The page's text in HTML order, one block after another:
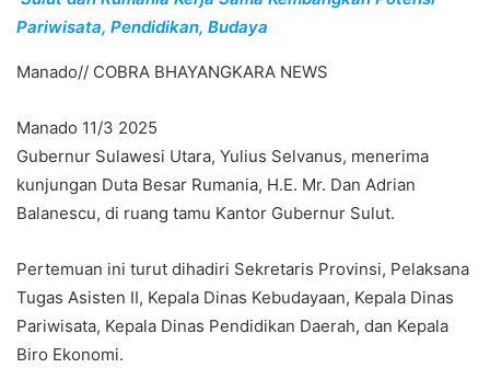
Pariwisata, Pendidikan, Budaya
Manado// COBRA BHAYANGKARA NEWS
Manado 11/3 2025
Gubernur Sulawesi Utara, Yulius Selvanus, menerima
kunjungan Duta Besar Rumania, H.E. Mr. Dan Adrian
Balanescu, di ruang tamu Kantor Gubernur Sulut.
Pertemuan ini turut dihadiri Sekretaris Provinsi, Pelaksana
Tugas Asisten II, Kepala Dinas Kebudayaan, Kepala Dinas
Pariwisata, Kepala Dinas Pendidikan Daerah, dan Kepala
Biro Ekonomi.